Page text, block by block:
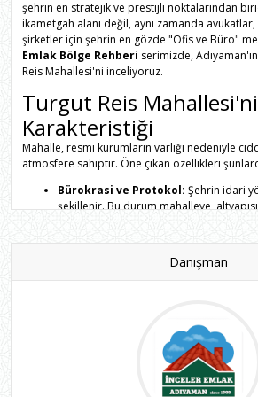
Adres:Turgut Reis Mah. Atatürk Bulvarı (Opet
İnceler Emlak, Gayrimenkulde 1988'den Beri,
Güvenilir ve Kalitenin Adresi. TTY Belge No:
şehrin en stratejik ve prestijli noktalarından
ikametgah alanı değil, aynı zamanda
şirketler için şehrin en gözde "Ofis ve Büro"
Emlak Bölge Rehberi serimizde,
Reis Mahallesi'ni inceliyoruz.
Turgut Reis
Karakteristiği
Mahalle, resmi kurumların varlığı nedeniyle
atmosfere sahiptir. Öne çıkan özellikleri
Bürokrasi ve Protokol: Şehrin idari
şekillenir. Bu durum mahalleye,
Devamını oku
Danışman